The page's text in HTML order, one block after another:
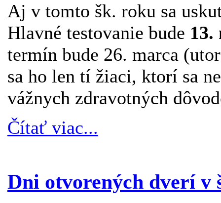
Aj v tomto šk. roku sa
Hlavné testovanie bude 13.
termín bude 26. marca
sa ho len tí žiaci, ktorí sa
vážnych zdravotných
Čítať viac...
Dni otvorených dverí v